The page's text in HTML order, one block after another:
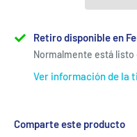
Retiro disponible en
Normalmente está listo
Ver información de la
Comparte este producto